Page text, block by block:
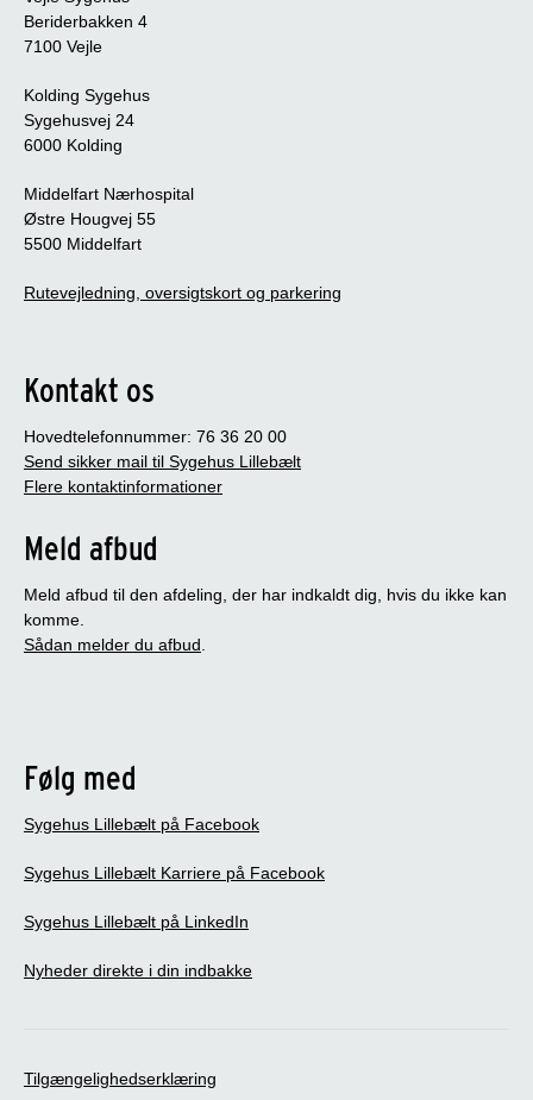
Beriderbakken 4
7100 Vejle
Kolding Sygehus
Sygehusvej 24
6000 Kolding
Middelfart Nærhospital
Østre Hougvej 55
5500 Middelfart
Rutevejledning, oversigtskort og parkering
Kontakt os
Hovedtelefonnummer: 76 36 20 00
Send sikker mail til Sygehus Lillebælt
Flere kontaktinformationer
Meld afbud
Meld afbud til den afdeling, der har indkaldt dig, hvis du ikke kan
komme.
Sådan melder du afbud.
Følg med
Sygehus Lillebælt på Facebook
Sygehus Lillebælt Karriere på Facebook
Sygehus Lillebælt på LinkedIn
Nyheder direkte i din indbakke
Tilgængelighedserklæring